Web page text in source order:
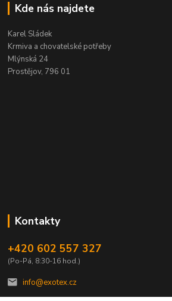
Kde nás najdete
Karel Sládek
Krmiva a chovatelské potřeby
Mlýnská 24
Prostějov, 796 01
Kontakty
+420 602 557 327
(Po-Pá, 8:30-16 hod.)
info@exotex.cz